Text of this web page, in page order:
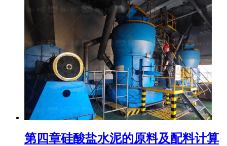
第四章硅酸盐水泥的原料及配料计算